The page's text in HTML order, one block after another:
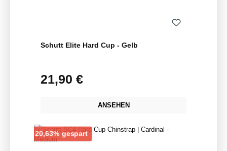
Schutt Elite Hard Cup - Gelb
Regulärer Preis:
21,90 €
ANSEHEN
20,63% gespartRabatt